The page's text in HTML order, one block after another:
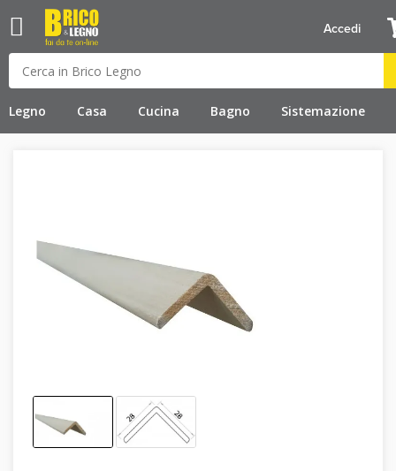
Legno Casa Cucina Bagno Sistemazione
Accedi